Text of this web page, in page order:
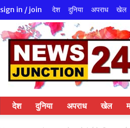
sign in / join देश दुनिया अपराध खेल
देश दुनिया अपराध खेल